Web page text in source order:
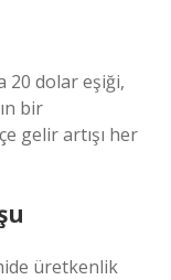
20 dolar eşiği,
bir
gelir artışı her
üretkenlik